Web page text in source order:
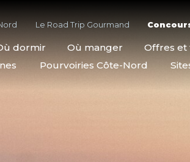
Le Road Trip Gourmand
dormir Où manger Offres et
Pourvoiries Côte-Nord